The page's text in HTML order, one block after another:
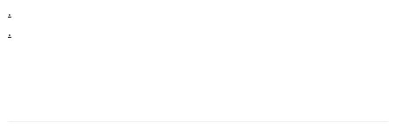
.
.